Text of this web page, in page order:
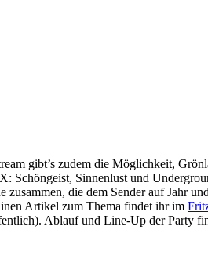
gibt’s zudem die Möglichkeit,
Schöngeist, Sinnenlust und
die dem Sender auf Jahr
Artikel zum Thema findet ihr im
Ablauf und Line-Up der Party